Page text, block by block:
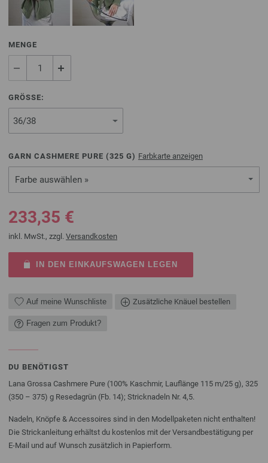
MENGE
GRÖSSE:
GARN CASHMERE PURE (325 G) Farbkarte anzeigen
Farbe auswählen »
233,35 €
inkl. MwSt., zzgl. Versandkosten
IN DEN EINKAUFSWAGEN LEGEN
Auf meine Wunschliste Zusätzliche Knäuel bestellen
Fragen zum Produkt?
DU BENÖTIGST
Lana Grossa Cashmere Pure (100% Kaschmir, Lauflänge 115 m/25 g), 325
(350 – 375) g Resedagrün (Fb. 14); Stricknadeln Nr. 4,5.
Nadeln, Knöpfe & Accessoires sind in den Modellpaketen nicht enthalten!
Die Strickanleitung erhältst du kostenlos mit der Versandbestätigung per
E-Mail und auf Wunsch zusätzlich in Papierform.